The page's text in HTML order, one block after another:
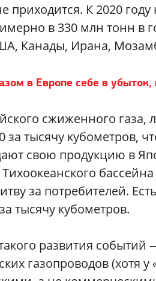
приходится. К 2020
в 330 млн тонн в
Канады, Ирана,
в Европе себе в
сжиженного газа,
тысячу кубометров,
свою продукцию в
за потребителей.
тысячу кубометров.
развития событий
газопроводов (хотя